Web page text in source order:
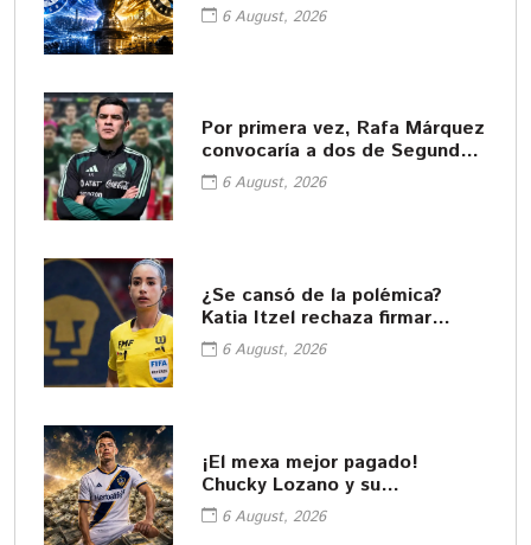
6 August, 2026
Por primera vez, Rafa Márquez
convocaría a dos de Segunda
División al Tri
6 August, 2026
¿Se cansó de la polémica?
Katia Itzel rechaza firmar
playera de Pumas
6 August, 2026
¡El mexa mejor pagado!
Chucky Lozano y su
impresionante sueldo en LA
Galaxy
6 August, 2026